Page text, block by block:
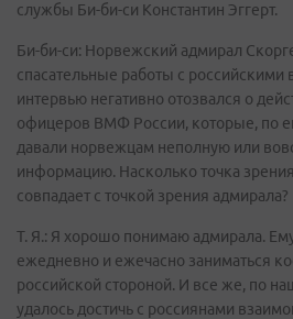
службы Би-би-си Константин Эггерт.
Би-би-си: Норвежский адмирал
спасательные работы с
интервью негативно отозвался о
офицеров ВМФ России, которые, по
давали норвежцам неполную или
информацию. Насколько точка
совпадает с точкой зрения адмирала?
Т. Я.: Я хорошо понимаю адмирала.
ежедневно и ежечасно заниматься
российской стороной. И все же, по
удалось достичь с россиянами